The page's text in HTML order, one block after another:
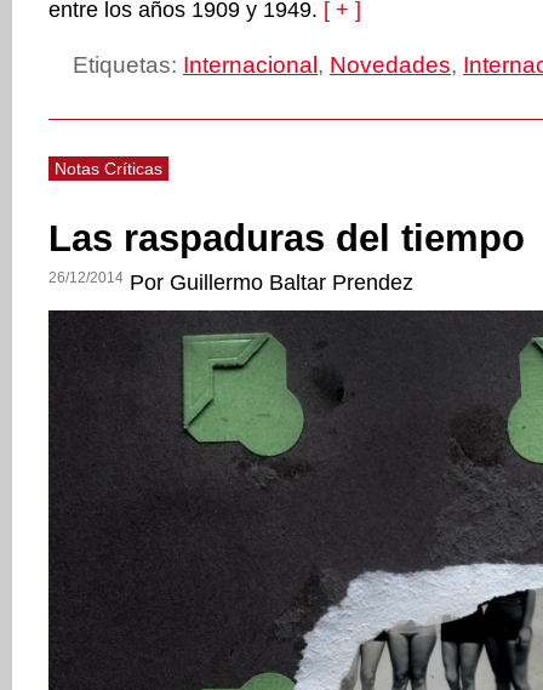
entre los años 1909 y 1949. [ + ]
Etiquetas: Internacional , Novedades,
Notas Críticas
Las raspaduras del tiempo
26/12/2014 Por Guillermo Baltar Prendez